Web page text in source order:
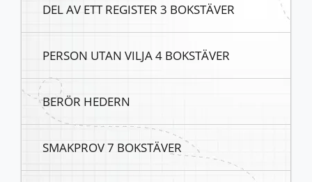
DEL AV ETT REGISTER 3 BOKSTÄVER
PERSON UTAN VILJA 4 BOKSTÄVER
BERÖR HEDERN
SMAKPROV 7 BOKSTÄVER